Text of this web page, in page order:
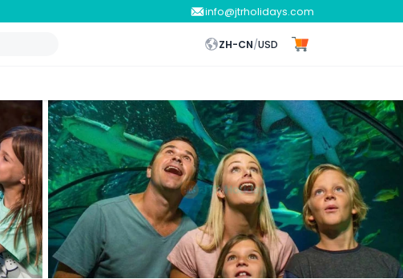
info@jtrholidays.com
ZH-CN/USD